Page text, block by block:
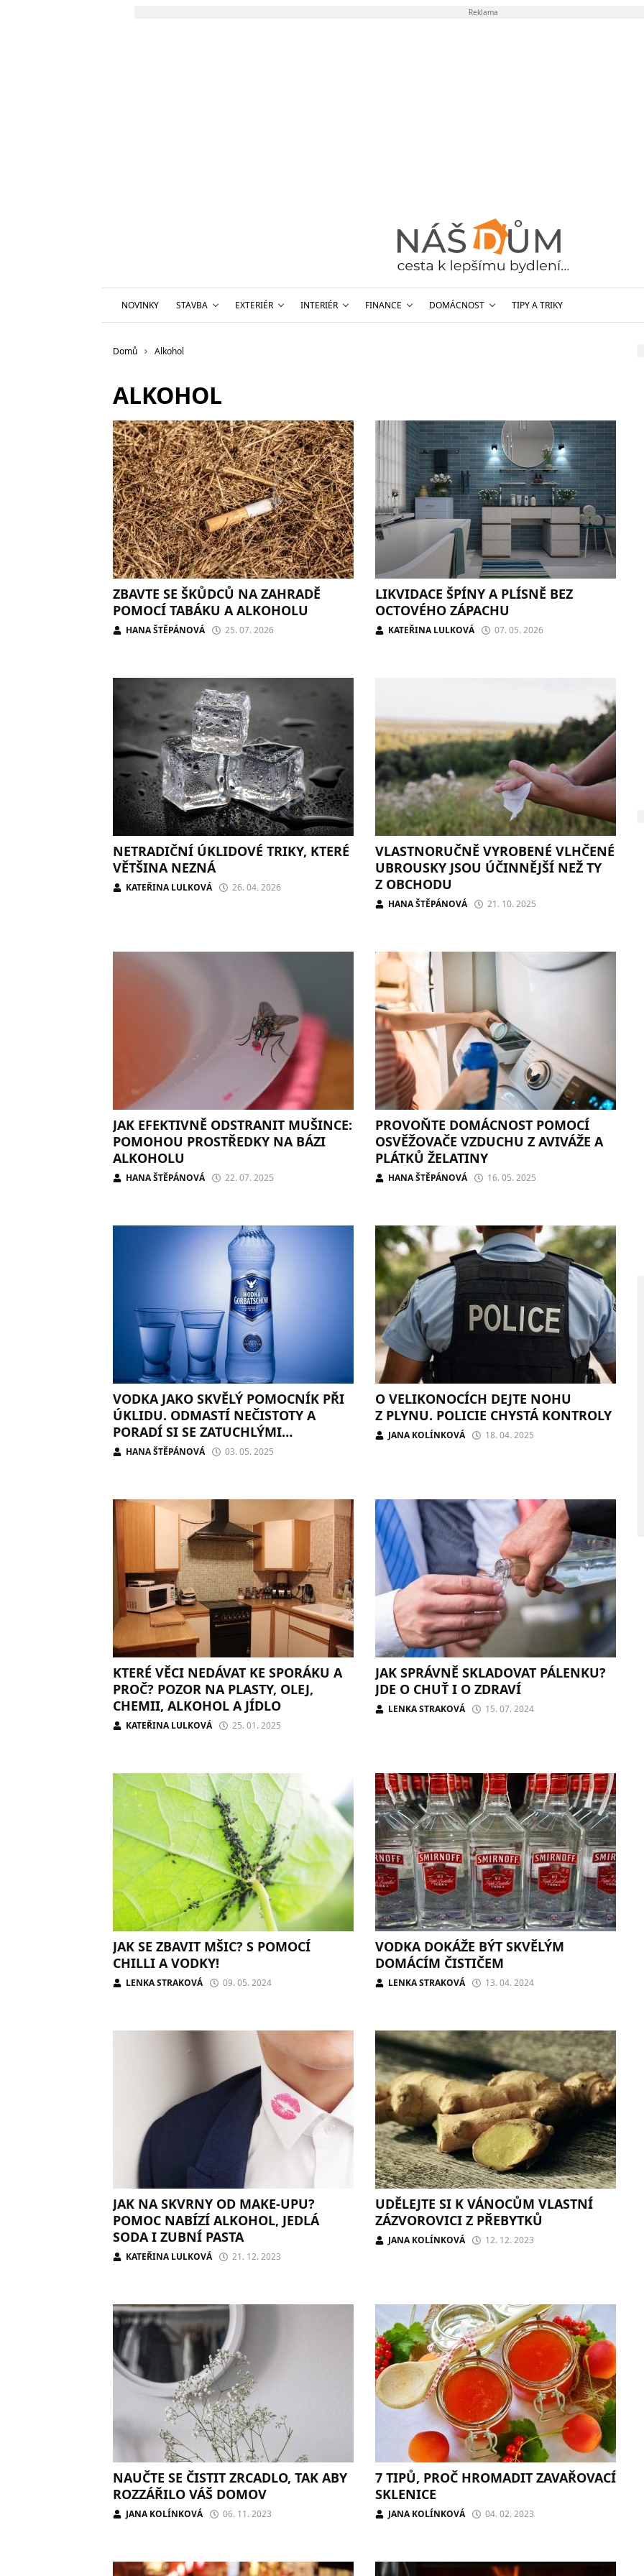
Reklama
NOVINKY STAVBA EXTERIÉR INTERIÉR FINANCE DOMÁCNOST TIPY A TRIKY
Domů Alkohol
ALKOHOL
ZBAVTE SE ŠKŮDCŮ NA ZAHRADĚ
POMOCÍ TABÁKU A ALKOHOLU
HANA ŠTĚPÁNOVÁ 25. 07. 2026
LIKVIDACE ŠPÍNY A PLÍSNĚ BEZ
OCTOVÉHO ZÁPACHU
KATEŘINA LULKOVÁ 07. 05. 2026
NETRADIČNÍ ÚKLIDOVÉ TRIKY, KTERÉ
VĚTŠINA NEZNÁ
KATEŘINA LULKOVÁ 26. 04. 2026
VLASTNORUČNĚ VYROBENÉ VLHČENÉ
UBROUSKY JSOU ÚČINNĚJŠÍ NEŽ TY
Z OBCHODU
HANA ŠTĚPÁNOVÁ 21. 10. 2025
JAK EFEKTIVNĚ ODSTRANIT MUŠINCE:
POMOHOU PROSTŘEDKY NA BÁZI
ALKOHOLU
HANA ŠTĚPÁNOVÁ 22. 07. 2025
PROVOŇTE DOMÁCNOST POMOCÍ
OSVĚŽOVAČE VZDUCHU Z AVIVÁŽE A
PLÁTKŮ ŽELATINY
HANA ŠTĚPÁNOVÁ 16. 05. 2025
VODKA JAKO SKVĚLÝ POMOCNÍK PŘI
ÚKLIDU. ODMASTÍ NEČISTOTY A
PORADÍ SI SE ZATUCHLÝMI
TEXTILIEMI
HANA ŠTĚPÁNOVÁ 03. 05. 2025
O VELIKONOCÍCH DEJTE NOHU
Z PLYNU. POLICIE CHYSTÁ KONTROLY
JANA KOLÍNKOVÁ 18. 04. 2025
KTERÉ VĚCI NEDÁVAT KE SPORÁKU A
PROČ? POZOR NA PLASTY, OLEJ,
CHEMII, ALKOHOL A JÍDLO
KATEŘINA LULKOVÁ 25. 01. 2025
JAK SPRÁVNĚ SKLADOVAT PÁLENKU?
JDE O CHUŤ I O ZDRAVÍ
LENKA STRAKOVÁ 15. 07. 2024
JAK SE ZBAVIT MŠIC? S POMOCÍ
CHILLI A VODKY!
LENKA STRAKOVÁ 09. 05. 2024
VODKA DOKÁŽE BÝT SKVĚLÝM
DOMÁCÍM ČISTIČEM
LENKA STRAKOVÁ 13. 04. 2024
JAK NA SKVRNY OD MAKE-UPU?
POMOC NABÍZÍ ALKOHOL, JEDLÁ
SODA I ZUBNÍ PASTA
KATEŘINA LULKOVÁ 21. 12. 2023
UDĚLEJTE SI K VÁNOCŮM VLASTNÍ
ZÁZVOROVICI Z PŘEBYTKŮ
JANA KOLÍNKOVÁ 12. 12. 2023
NAUČTE SE ČISTIT ZRCADLO, TAK ABY
ROZZÁŘILO VÁŠ DOMOV
JANA KOLÍNKOVÁ 06. 11. 2023
7 TIPŮ, PROČ HROMADIT ZAVAŘOVACÍ
SKLENICE
JANA KOLÍNKOVÁ 04. 02. 2023